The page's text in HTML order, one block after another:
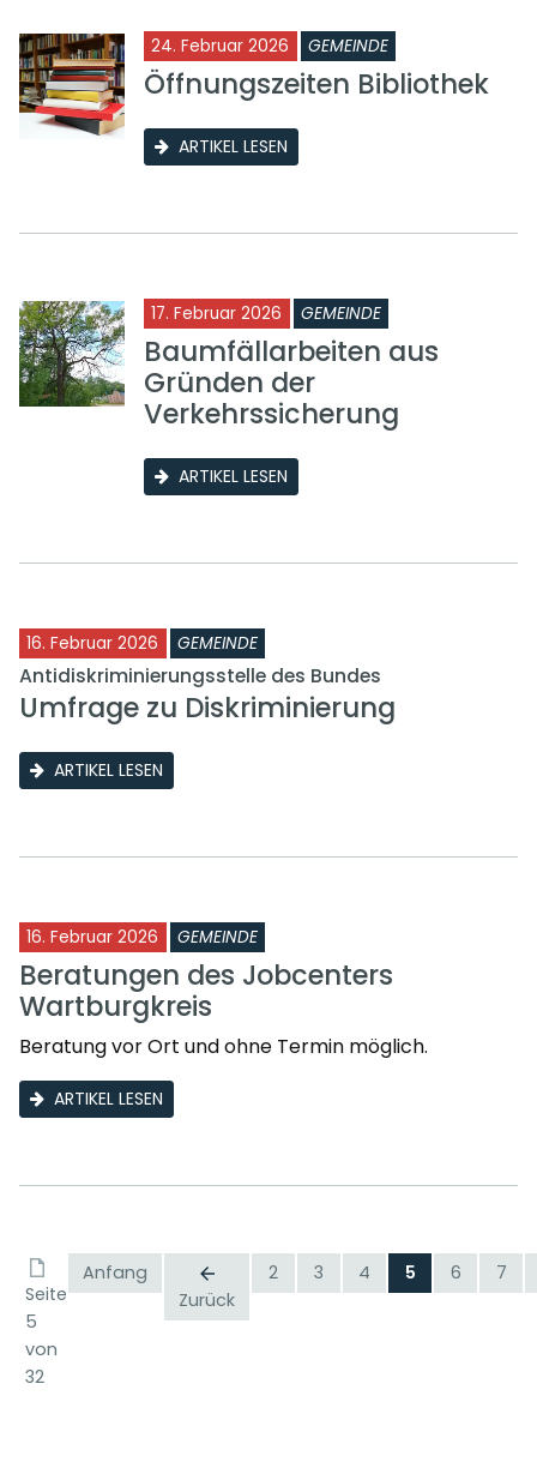
24. Februar 2026 GEMEINDE
Öffnungszeiten Bibliothek
ARTIKEL LESEN
17. Februar 2026 GEMEINDE
Baumfällarbeiten aus
Gründen der
Verkehrssicherung
ARTIKEL LESEN
16. Februar 2026 GEMEINDE
Antidiskriminierungsstelle des Bundes
Umfrage zu Diskriminierung
ARTIKEL LESEN
16. Februar 2026 GEMEINDE
Beratungen des Jobcenters
Wartburgkreis
Beratung vor Ort und ohne Termin möglich.
ARTIKEL LESEN
Seite
5
von
32
Anfang
Zurück
2 3 4 5 6 7